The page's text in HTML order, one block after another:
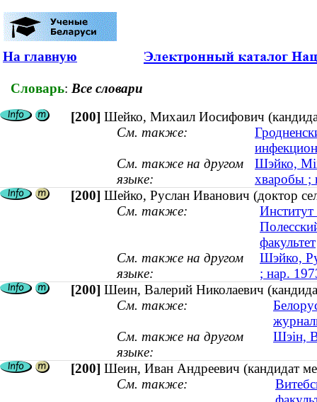
На главную
Словарь: Все словари
[200] Шейко, Михаил Иосифович
См. также:
См. также на другом
языке:
Шэйко,
хваробы ;
[200] Шейко, Руслан Иванович (доктор
См. также:
факультет
См. также на другом
языке:
Шэйко,
; нар.
[200] Шеин, Валерий Николаевич
См. также:
См. также на другом
языке:
Шэін,
[200] Шеин, Иван Андреевич (кандидат
См. также: